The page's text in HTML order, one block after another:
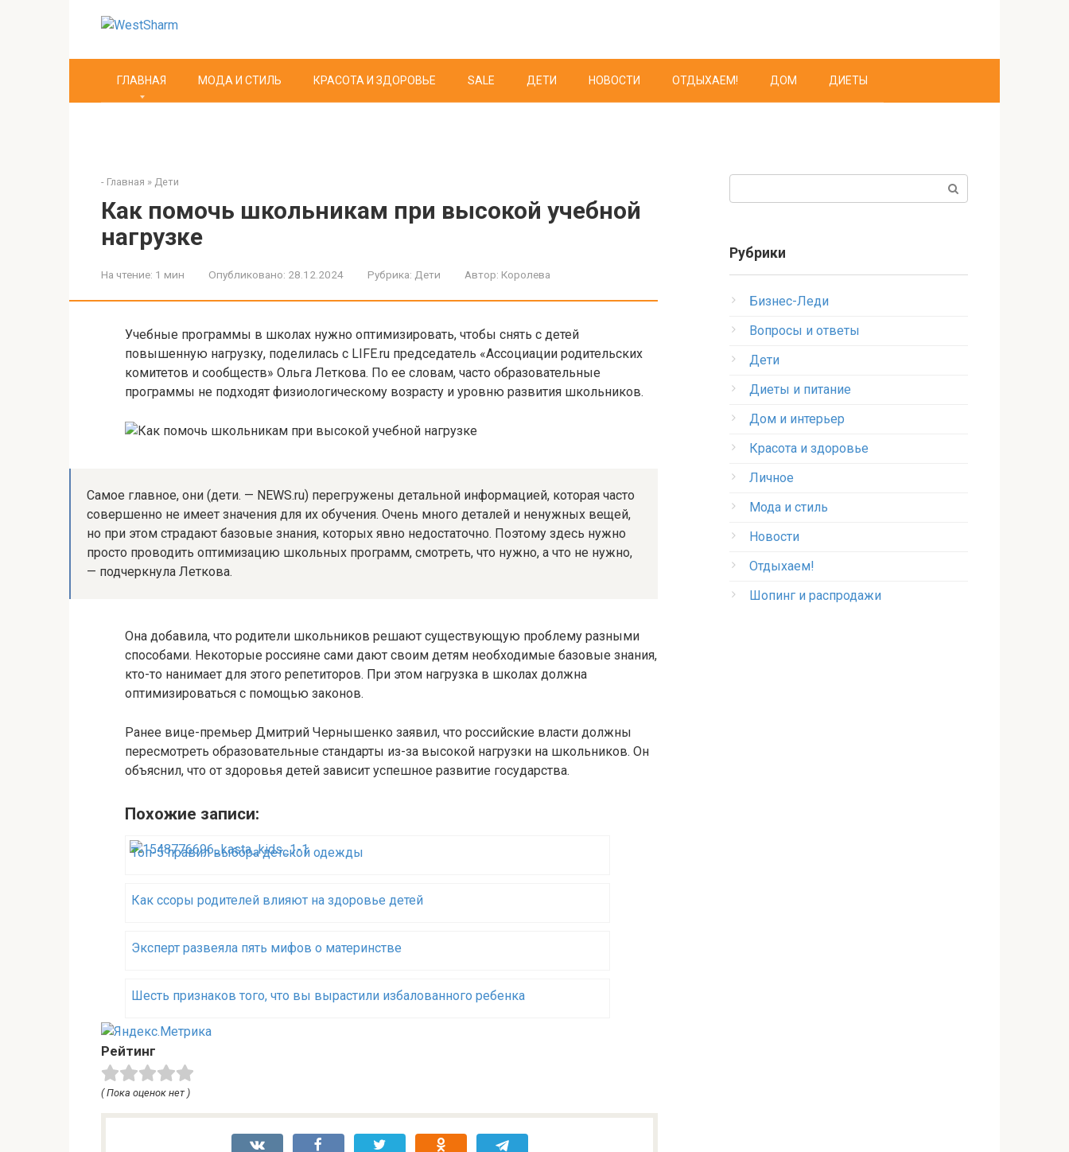
ГЛАВНАЯ МОДА И СТИЛЬ КРАСОТА И ЗДОРОВЬЕ SALE ДЕТИ НОВОСТИ ОТДЫХАЕМ! ДОМ ДИЕТЫ
- Главная » Дети
Как помочь школьникам при высокой учебной
нагрузке
На чтение: 1 мин Опубликовано: 28.12.2024 Рубрика: Дети Автор: Королева
Учебные программы в школах нужно оптимизировать, чтобы снять с детей
повышенную нагрузку, поделилась с LIFE.ru председатель «Ассоциации родительских
комитетов и сообществ» Ольга Леткова. По ее словам, часто образовательные
программы не подходят физиологическому возрасту и уровню развития школьников.
Самое главное, они (дети. — NEWS.ru) перегружены детальной информацией, которая часто
совершенно не имеет значения для их обучения. Очень много деталей и ненужных вещей,
но при этом страдают базовые знания, которых явно недостаточно. Поэтому здесь нужно
просто проводить оптимизацию школьных программ, смотреть, что нужно, а что не нужно,
— подчеркнула Леткова.
Она добавила, что родители школьников решают существующую проблему разными
способами. Некоторые россияне сами дают своим детям необходимые базовые знания,
кто-то нанимает для этого репетиторов. При этом нагрузка в школах должна
оптимизироваться с помощью законов.
Ранее вице-премьер Дмитрий Чернышенко заявил, что российские власти должны
пересмотреть образовательные стандарты из-за высокой нагрузки на школьников. Он
объяснил, что от здоровья детей зависит успешное развитие государства.
Похожие записи:
Топ-5 правил выбора детской одежды
Как ссоры родителей влияют на здоровье детей
Эксперт развеяла пять мифов о материнстве
Шесть признаков того, что вы вырастили избалованного ребенка
Рейтинг
( Пока оценок нет )
Рубрики
Бизнес-Леди
Вопросы и ответы
Дети
Диеты и питание
Дом и интерьер
Красота и здоровье
Личное
Мода и стиль
Новости
Отдыхаем!
Шопинг и распродажи